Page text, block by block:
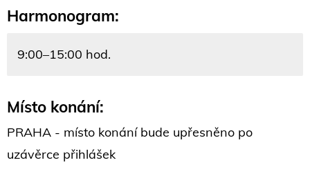
Harmonogram:
9:00–15:00 hod.
Místo konání:
PRAHA - místo konání bude upřesněno po
uzávěrce přihlášek